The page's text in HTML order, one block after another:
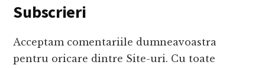
Subscrieri
Acceptam comentariile dumneavoastra
pentru oricare dintre Site-uri. Cu toate